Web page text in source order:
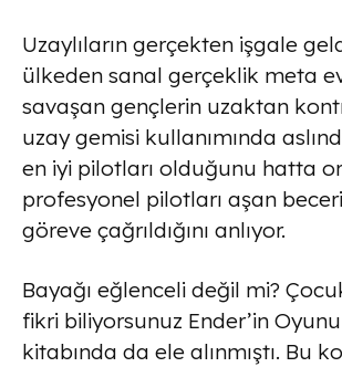
Uzaylıların gerçekten işgale
ülkeden sanal gerçeklik meta
savaşan gençlerin uzaktan
uzay gemisi kullanımında
en iyi pilotları olduğunu hatta
profesyonel pilotları aşan
göreve çağrıldığını anlıyor.
Bayağı eğlenceli değil mi?
fikri biliyorsunuz Ender’in
kitabında da ele alınmıştı. Bu